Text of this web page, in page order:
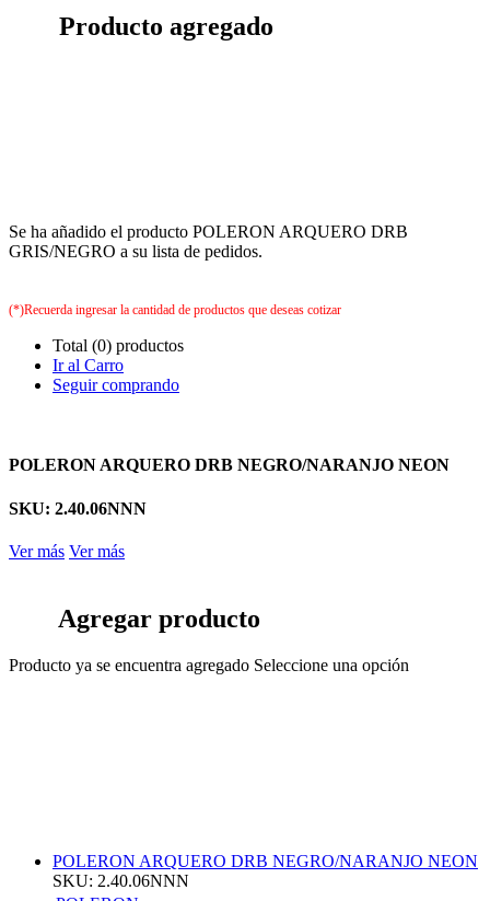
Producto agregado
Se ha añadido el producto POLERON ARQUERO DRB
GRIS/NEGRO a su lista de pedidos.
(*)Recuerda ingresar la cantidad de productos que deseas cotizar
Total (0) productos
Ir al Carro
Seguir comprando
POLERON ARQUERO DRB NEGRO/NARANJO NEON
SKU: 2.40.06NNN
Ver más Ver más
Agregar producto
Producto ya se encuentra agregado Seleccione una opción
POLERON ARQUERO DRB NEGRO/NARANJO NEON
SKU: 2.40.06NNN